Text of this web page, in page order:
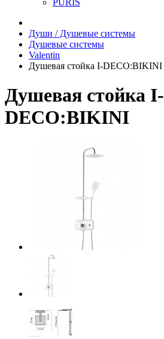
PURIS
Души / Душевые системы
Душевые системы
Valentin
Душевая стойка I-DECO:BIKINI
Душевая стойка I-
DECO:BIKINI